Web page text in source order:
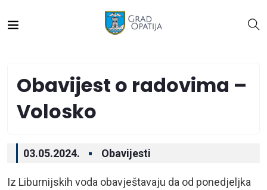
Obavijest o radovima –
Volosko
03.05.2024. Obavijesti
Iz Liburnijskih voda obavještavaju da od ponedjeljka